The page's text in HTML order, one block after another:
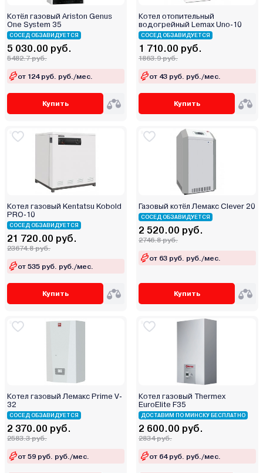
Котёл газовый Ariston Genus
One System 35
СОСЕД ОБЗАВИДУЕТСЯ
5 030.00 руб.
5482.7 руб.
от 124 руб. руб./мес.
Купить
Котел отопительный
водогрейный Lemax Uno-10
СОСЕД ОБЗАВИДУЕТСЯ
1 710.00 руб.
1863.9 руб.
от 43 руб. руб./мес.
Купить
Котел газовый Kentatsu Kobold
PRO-10
СОСЕД ОБЗАВИДУЕТСЯ
21 720.00 руб.
23674.8 руб.
от 535 руб. руб./мес.
Купить
Газовый котёл Лемакс Clever 20
СОСЕД ОБЗАВИДУЕТСЯ
2 520.00 руб.
2746.8 руб.
от 63 руб. руб./мес.
Купить
Котел газовый Лемакс Prime V-
32
СОСЕД ОБЗАВИДУЕТСЯ
2 370.00 руб.
2583.3 руб.
от 59 руб. руб./мес.
Котел газовый Thermex
EuroElite F35
ДОСТАВИМ ПО МИНСКУ БЕСПЛАТНО
2 600.00 руб.
2834 руб.
от 64 руб. руб./мес.